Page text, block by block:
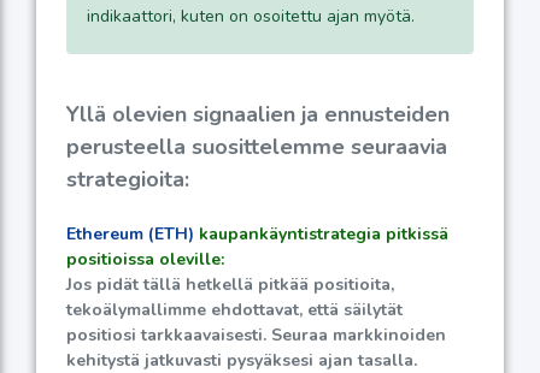
indikaattori, kuten on osoitettu ajan myötä.
Yllä olevien signaalien ja ennusteiden
perusteella suosittelemme seuraavia
strategioita:
Ethereum (ETH) kaupankäyntistrategia pitkissä
positioissa oleville:
Jos pidät tällä hetkellä pitkää positioita,
tekoälymallimme ehdottavat, että säilytät
positiosi tarkkaavaisesti. Seuraa markkinoiden
kehitystä jatkuvasti pysyäksesi ajan tasalla.